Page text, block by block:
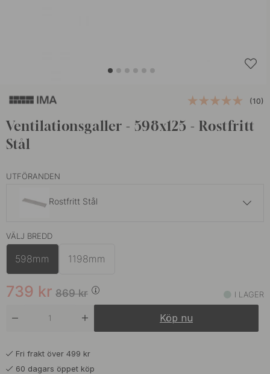
(10)
Ventilationsgaller - 598x125 - Rostfritt
Stål
UTFÖRANDEN
Rostfritt Stål
Aluminium
Mattsvart
Vit
VÄLJ BREDD
598mm 1198mm
869kr
739 kr I LAGER
Köp nu
Fri frakt över 499 kr
60 dagars öppet köp